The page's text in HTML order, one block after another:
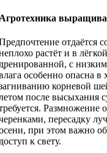
отдаётся
растёт и в
с
особенно опасна
корневой
после высыхания
Размножение
пересадку
при этом важно
к свету.